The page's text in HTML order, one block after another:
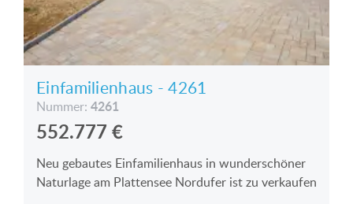
Einfamilienhaus - 4261
Nummer: 4261
552.777 €
Neu gebautes Einfamilienhaus in wunderschöner
Naturlage am Plattensee Nordufer ist zu verkaufen